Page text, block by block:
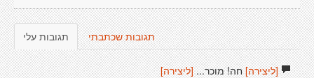
תגובות עלי תגובות שכתבתי
[ליצירה]חה! מוכר... [ליצירה]